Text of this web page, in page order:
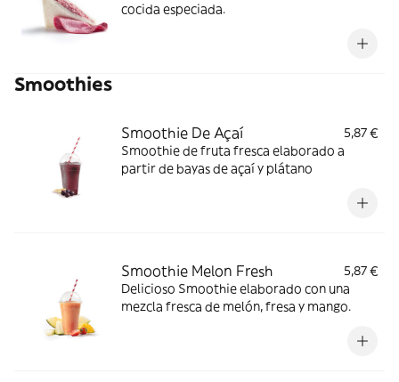
cocida especiada.
Smoothies
Smoothie De Açaí
5,87 €
Smoothie de fruta fresca elaborado a
partir de bayas de açaí y plátano
Smoothie Melon Fresh
5,87 €
Delicioso Smoothie elaborado con una
mezcla fresca de melón, fresa y mango.